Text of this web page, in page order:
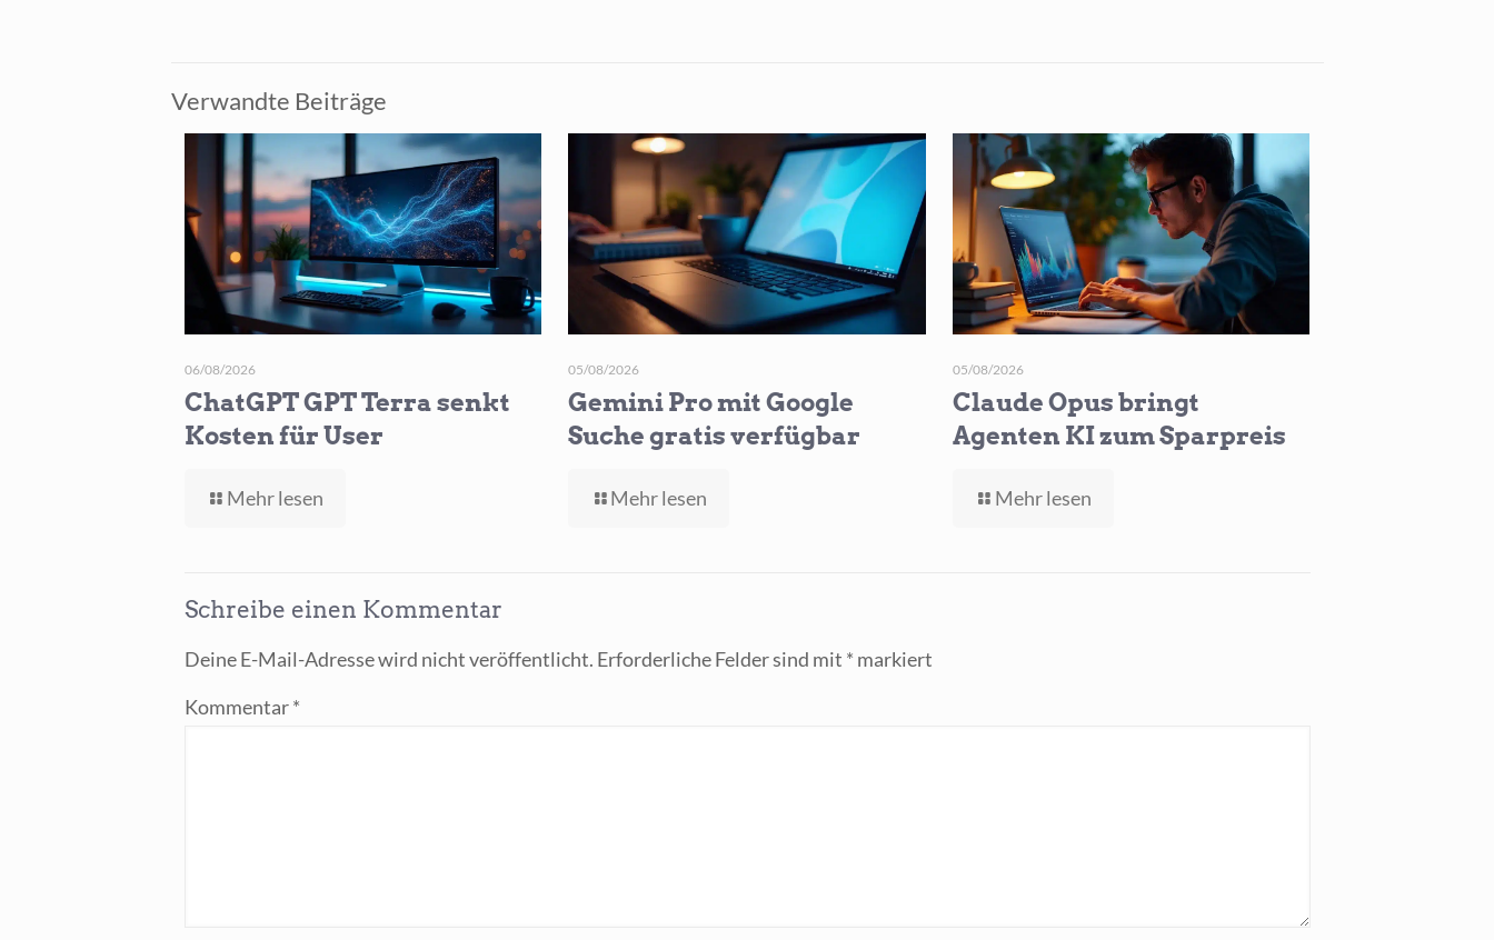
Verwandte Beiträge
06/08/2026
ChatGPT GPT Terra senkt
Kosten für User
Mehr lesen-
Kosten
05/08/2026
Gemini Pro mit Google
Suche gratis verfügbar
Mehr lesen
verfügbar
05/08/2026
Claude Opus bringt
Agenten KI zum Sparpreis
Mehr lesen-
Schreibe einen Kommentar
Deine E-Mail-Adresse wird nicht veröffentlicht. Erforderliche Felder sind mit * markiert
Kommentar*